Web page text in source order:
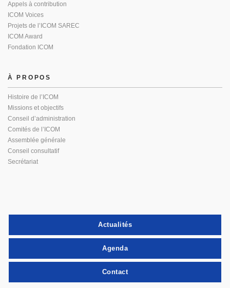
Appels à contribution
ICOM Voices
Projets de l’ICOM SAREC
ICOM Award
Fondation ICOM
À PROPOS
Histoire de l’ICOM
Missions et objectifs
Conseil d’administration
Comités de l’ICOM
Assemblée générale
Conseil consultatif
Secrétariat
Actualités
Agenda
Contact